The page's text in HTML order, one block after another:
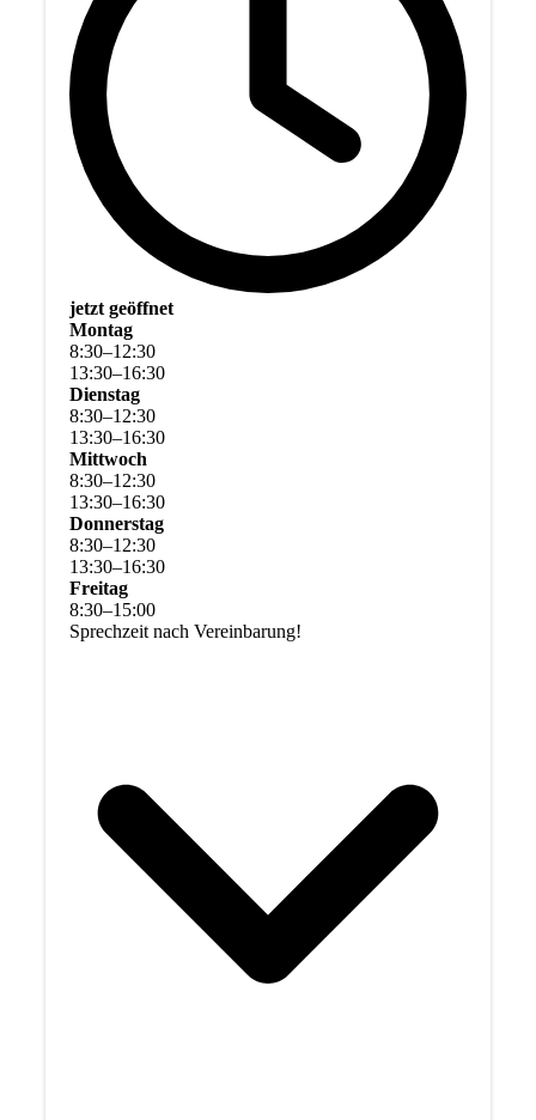
jetzt geöffnet
Montag
8:30–12:30
13:30–16:30
Dienstag
8:30–12:30
13:30–16:30
Mittwoch
8:30–12:30
13:30–16:30
Donnerstag
8:30–12:30
13:30–16:30
Freitag
8:30–15:00
Sprechzeit nach Vereinbarung!